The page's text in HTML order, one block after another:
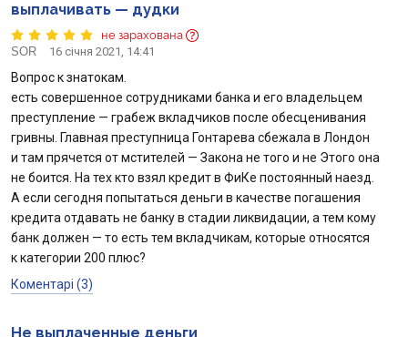
выплачивать — дудки
не зарахована
SOR
16 січня 2021, 14:41
Вопрос к знатокам.
есть совершенное сотрудниками банка и его владельцем
преступление — грабеж вкладчиков после обесценивания
гривны. Главная преступница Гонтарева сбежала в Лондон
и там прячется от мстителей — Закона не того и не Этого она
не боится. На тех кто взял кредит в ФиКе постоянный наезд.
А если сегодня попытаться деньги в качестве погашения
кредита отдавать не банку в стадии ликвидации, а тем кому
банк должен — то есть тем вкладчикам, которые относятся
к категории 200 плюс?
Коментарі (3)
Не выплаченные деньги